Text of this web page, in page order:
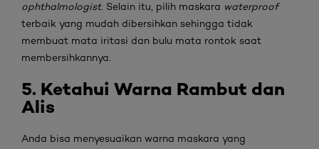
ophthalmologist. Selain itu, pilih maskara waterproof
terbaik yang mudah dibersihkan sehingga tidak
membuat mata iritasi dan bulu mata rontok saat
membersihkannya.
5. Ketahui Warna Rambut dan
Alis
Anda bisa menyesuaikan warna maskara yang